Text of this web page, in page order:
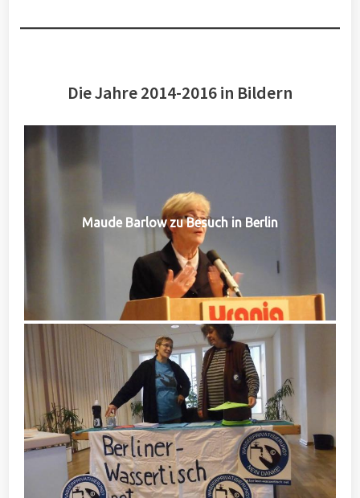
Die Jahre 2014-2016 in Bildern
Maude Barlow zu Besuch in Berlin